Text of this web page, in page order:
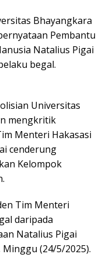
Bhayangkara
Pembantu
Natalius Pigai
begal.
Universitas
mengkritik
Menteri Hakasasi
cenderung
Kelompok
Tim Menteri
daripada
Natalius Pigai
(24/5/2025).